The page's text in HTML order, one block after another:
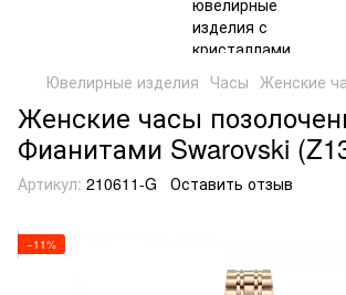
Ювелирные изделия Часы Женские
Женские часы
Фианитами Swarovski
Артикул: 210611-G Оставить отзыв
−11%